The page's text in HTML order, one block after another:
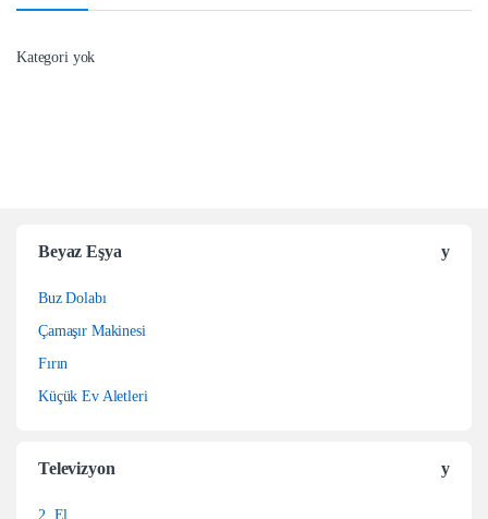
Kategori yok
Beyaz Eşya
Buz Dolabı
Çamaşır Makinesi
Fırın
Küçük Ev Aletleri
Televizyon
2. El